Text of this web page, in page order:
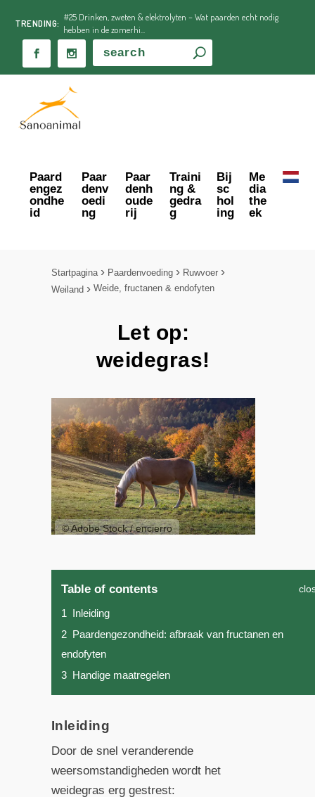
TRENDING:
#25 Drinken, zweten & elektrolyten – Wat paarden echt nodig
hebben in de zomerhi...
Paard
engez
ondhe
id
Paar
denv
oedi
ng
Paar
denh
oude
rij
Traini
ng &
gedra
g
Bij
sc
hol
ing
Me
dia
the
ek
Startpagina Paardenvoeding
Ruwvoer
Weiland
Weide, fructanen & endofyten
Let op:
weidegras!
© Adobe Stock / encierro
Table of contents
1 Inleiding
2 Paardengezondheid: afbraak van fructanen en
endofyten
3 Handige maatregelen
Inleiding
Door de snel veranderende
weersomstandigheden wordt het
weidegras erg gestrest: